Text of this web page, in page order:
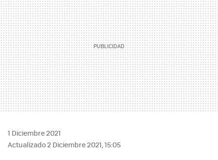
1 Diciembre 2021
Actualizado 2 Diciembre 2021, 15:05